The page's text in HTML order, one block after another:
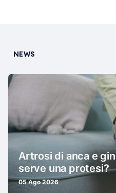
NEWS
Artrosi di anca e
serve una protesi?
05 Ago 2026